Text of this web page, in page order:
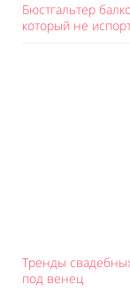
Бюстгальтер
который не
Тренды
под венец